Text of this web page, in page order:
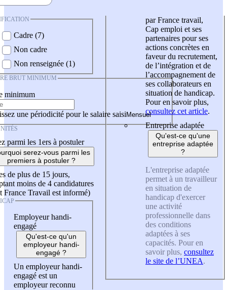
Cadre (7)
Non cadre
Non renseignée (1)
BRUT MINIMUM
minimum
une périodicité pour le salaire saisi
parmi les 1ers à postuler
serez-vous parmi les
premiers à postuler ?
de plus de 15 jours,
moins de 4 candidatures
France Travail est informé)
Employeur handi-
engagé
Qu'est-ce qu'un
employeur handi-
engagé ?
Un employeur handi-
engagé est un
employeur reconnu
par France travail,
Cap emploi et ses
partenaires pour ses
actions concrètes en
faveur du recrutement,
de l’intégration et de
l’accompagnement de
ses collaborateurs en
situation de handicap.
Pour en savoir plus,
consultez cet article.
Entreprise adaptée
Qu'est-ce qu'une
entreprise adaptée
?
L'entreprise adaptée
permet à un travailleur
en situation de
handicap d'exercer
une activité
professionnelle dans
des conditions
adaptées à ses
capacités. Pour en
savoir plus, consultez
le site de l’UNEA.